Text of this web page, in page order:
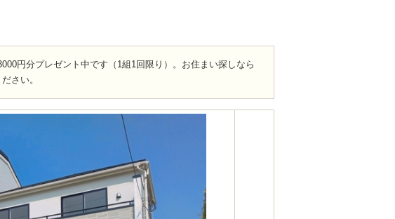
円分プレゼント中です（1組1回限り）。お住まい探しなら
さい。